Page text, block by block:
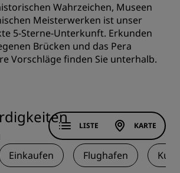
Wahrzeichen, Museen
Meisterwerken ist unser
5-Sterne-Unterkunft. Erkunden
Brücken und das Pera
Vorschläge finden Sie unterhalb.
Einkaufen Flughafen
LISTE KARTE